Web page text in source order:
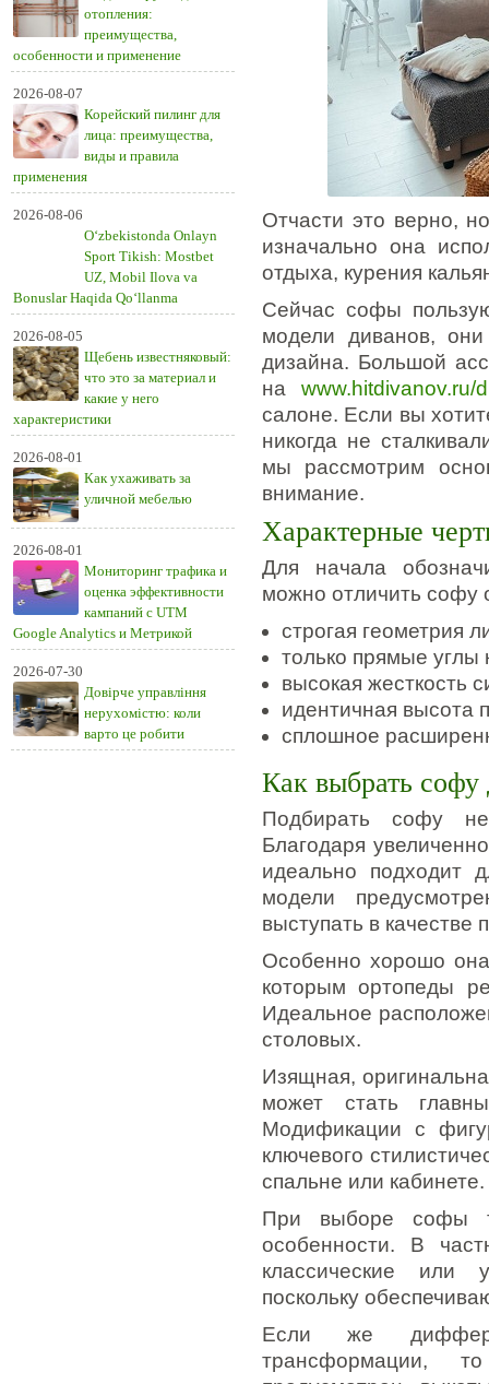
отопления:
преимущества,
особенности и применение
2026-08-07
Корейский пилинг для
лица: преимущества,
виды и правила
применения
2026-08-06
O‘zbekistonda Onlayn
Sport Tikish: Mostbet
UZ, Mobil Ilova va
Bonuslar Haqida Qo‘llanma
2026-08-05
Щебень известняковый:
что это за материал и
какие у него
характеристики
2026-08-01
Как ухаживать за
уличной мебелью
2026-08-01
Мониторинг трафика и
оценка эффективности
кампаний с UTM
Google Analytics и Метрикой
2026-07-30
Довірче управління
нерухомістю: коли
варто це робити
Отчасти это верно,
изначально она
отдыха, курения
Сейчас софы
модели диванов,
дизайна. Большой
на www.hitdivanov.ru/
салоне. Если вы
никогда не
мы рассмотрим
внимание.
Характерные
Для начала
можно отличить софу
строгая геометрия
только прямые углы
высокая жесткость
идентичная высота
сплошное
Как выбрать софу
Подбирать софу
Благодаря
идеально подходит
модели
выступать в качестве
Особенно хорошо
которым ортопеды
Идеальное
столовых.
Изящная,
может стать
Модификации с
ключевого
спальне или кабинете.
При выборе софы
особенности. В
классические или
поскольку
Если же
трансформации,